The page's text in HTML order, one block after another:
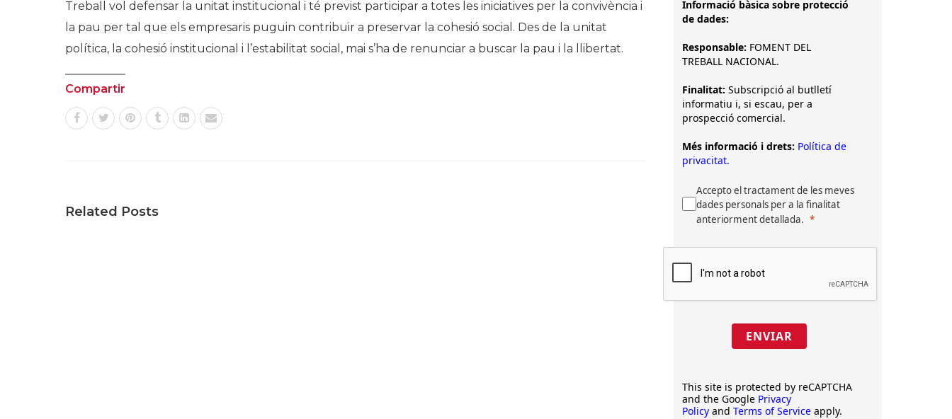
Història
Galeria de Presidents
Treball vol defensar la unitat institucional i té previst participar a totes les iniciatives per la convivència i
la pau per tal que els empresaris puguin contribuir a preservar la cohesió social. Des de la unitat
política, la cohesió institucional i l’estabilitat social, mai s’ha de renunciar a buscar la pau i la llibertat.
Compartir
Related Posts
Informació bàsica sobre protecció
de dades:
Responsable: FOMENT DEL
TREBALL NACIONAL.
Finalitat: Subscripció al butlletí
informatiu i, si escau, per a
prospecció comercial.
Més informació i drets: Política de
privacitat.
Accepto el tractament de les meves
dades personals per a la finalitat
anteriorment detallada.
ENVIAR
This site is protected by reCAPTCHA
and the Google Privacy
Policy and Terms of Service apply.